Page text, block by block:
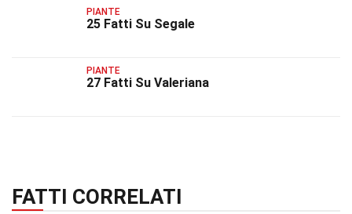
PIANTE
25 Fatti Su Segale
PIANTE
27 Fatti Su Valeriana
FATTI CORRELATI